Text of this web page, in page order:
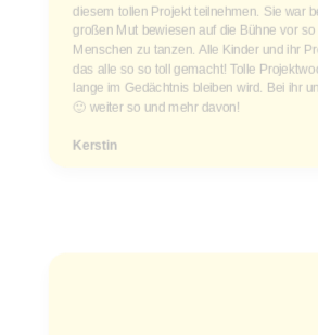
diesem tollen Projekt teilnehmen. Sie war
großen Mut bewiesen auf die Bühne vor so
Menschen zu tanzen. Alle Kinder und ihr
das alle so so toll gemacht! Tolle
lange im Gedächtnis bleiben wird. Bei ihr
🙂 weiter so und mehr davon!
Kerstin